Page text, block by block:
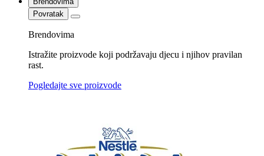
Povratak
Brendovima
Istražite proizvode koji podržavaju djecu i njihov pravilan
rast.
Pogledajte sve proizvode